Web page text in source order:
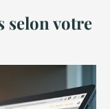
selon votre